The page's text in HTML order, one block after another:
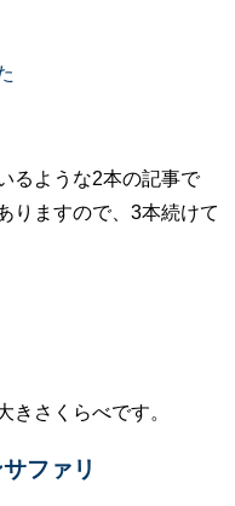
るような2本の記事で
りますので、3本続けて
さくらべです。
ファリ